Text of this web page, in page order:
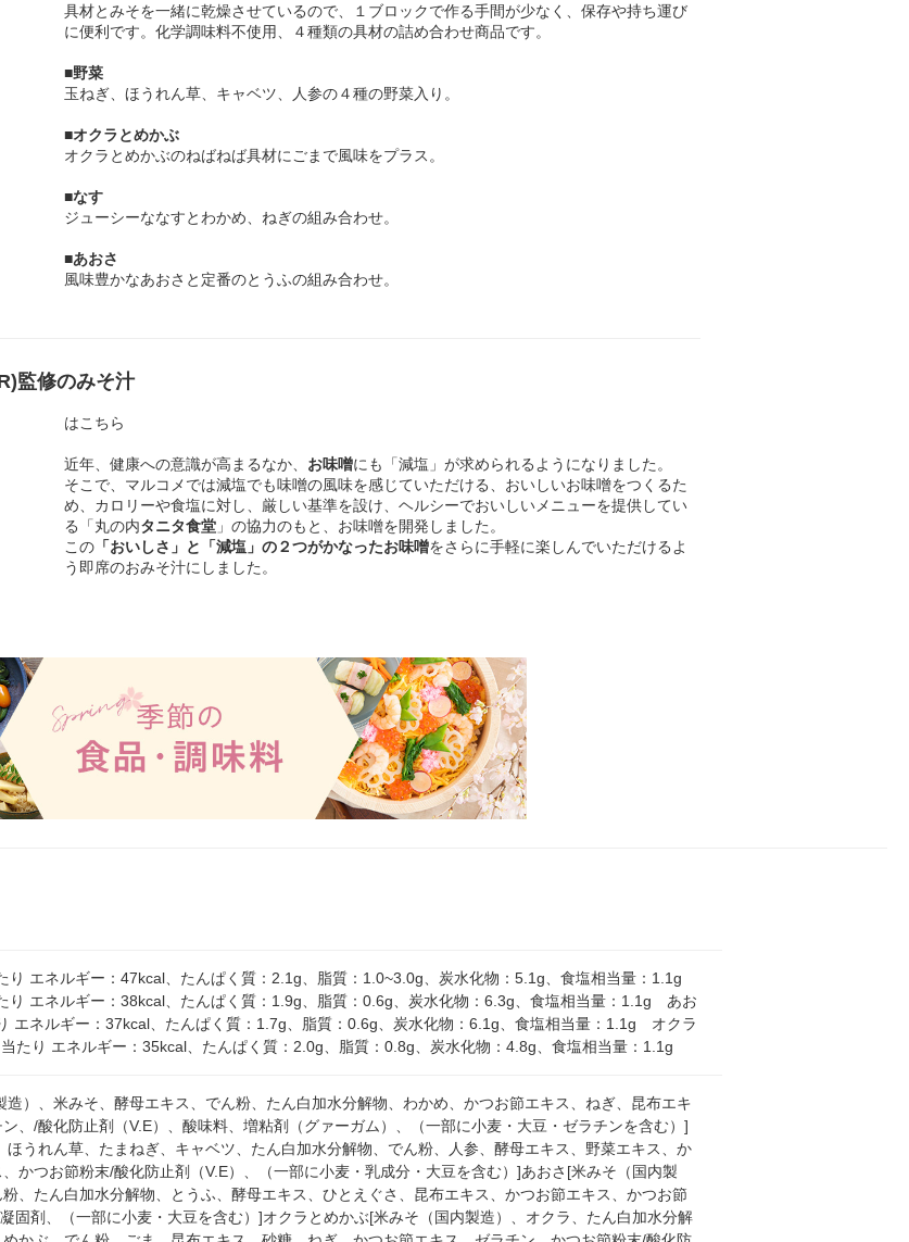
具材とみそを一緒に乾燥させているので、１ブロックで作る手間が少なく、保存や持ち運び
に便利です。化学調味料不使用、４種類の具材の詰め合わせ商品です。
■野菜
玉ねぎ、ほうれん草、キャベツ、人参の４種の野菜入り。
■オクラとめかぶ
オクラとめかぶのねばねば具材にごまで風味をプラス。
■なす
ジューシーななすとわかめ、ねぎの組み合わせ。
■あおさ
風味豊かなあおさと定番のとうふの組み合わせ。
監修のみそ汁
はこちら
近年、健康への意識が高まるなか、 お味噌にも「減塩」が求められるようになりました。
そこで、マルコメでは減塩でも味噌の風味を感じていただける、おいしいお味噌をつくるた
め、カロリーや食塩に対し、厳しい基準を設け、ヘルシーでおいしいメニューを提供してい
る「丸の内タニタ食堂 」の協力のもと、お味噌を開発しました。
この 「おいしさ」と「減塩」の２つがかなったお味噌をさらに手軽に楽しんでいただけるよ
う即席のおみそ汁にしました。
り エネルギー：47kcal、たんぱく質：2.1g、脂質：1.0~3.0g、炭水化物：5.1g、食塩相当量：1.1g
り エネルギー：38kcal、たんぱく質：1.9g、脂質：0.6g、炭水化物：6.3g、食塩相当量：1.1g あお
エネルギー：37kcal、たんぱく質：1.7g、脂質：0.6g、炭水化物：6.1g、食塩相当量：1.1g オクラ
たり エネルギー：35kcal、たんぱく質：2.0g、脂質：0.8g、炭水化物：4.8g、食塩相当量：1.1g
造）、米みそ、酵母エキス、でん粉、たん白加水分解物、わかめ、かつお節エキス、ねぎ、昆布エキ
、/酸化防止剤（V.E）、酸味料、増粘剤（グァーガム）、（一部に小麦・大豆・ゼラチンを含む）]
ほうれん草、たまねぎ、キャベツ、たん白加水分解物、でん粉、人参、酵母エキス、野菜エキス、か
かつお節粉末/酸化防止剤（V.E）、（一部に小麦・乳成分・大豆を含む）]あおさ[米みそ（国内製
、たん白加水分解物、とうふ、酵母エキス、ひとえぐさ、昆布エキス、かつお節エキス、かつお節
固剤、（一部に小麦・大豆を含む）]オクラとめかぶ[米みそ（国内製造）、オクラ、たん白加水分解